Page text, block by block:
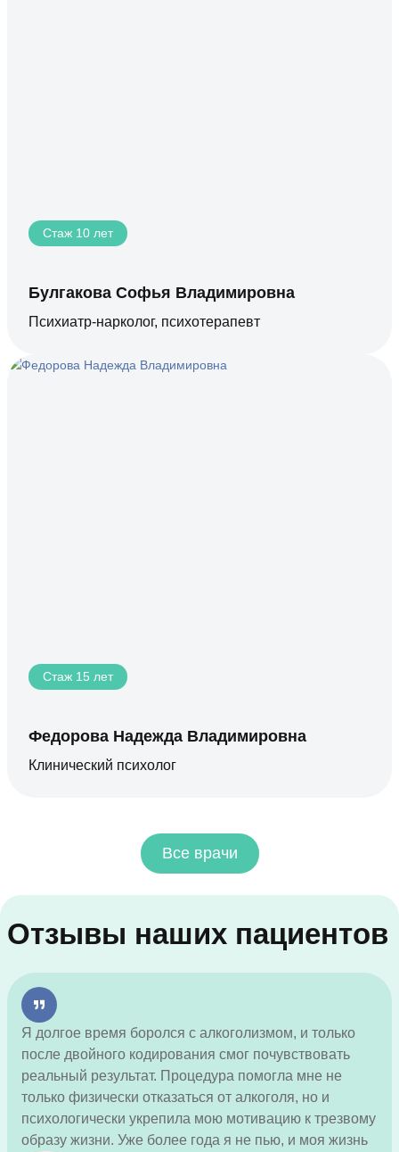
Стаж 10 лет
Булгакова Софья Владимировна
Психиатр-нарколог, психотерапевт
Стаж 15 лет
Федорова Надежда Владимировна
Клинический психолог
Все врачи
Отзывы наших пациентов
Я долгое время боролся с алкоголизмом, и только
после двойного кодирования смог почувствовать
реальный результат. Процедура помогла мне не
только физически отказаться от алкоголя, но и
психологически укрепила мою мотивацию к трезвому
образу жизни. Уже более года я не пью, и моя жизнь